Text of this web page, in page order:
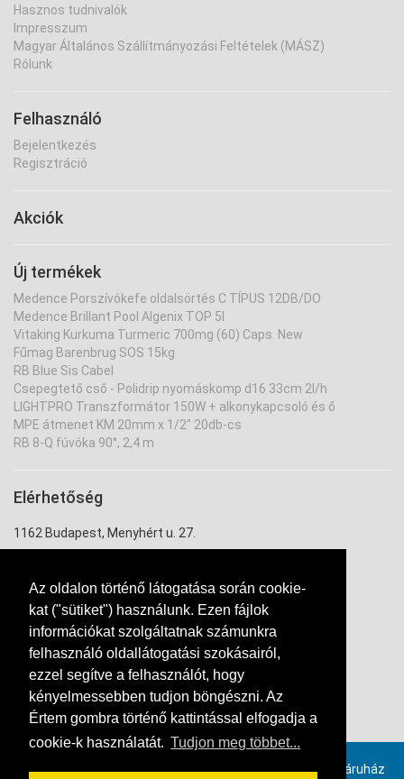
Az oldalon történő látogatása során cookie-
kat ("sütiket") használunk. Ezen fájlok
információkat szolgáltatnak számunkra
felhasználó oldallátogatási szokásairól,
ezzel segítve a felhasználót, hogy
kényelmessebben tudjon böngészni. Az
Értem gombra történő kattintással elfogadja a
cookie-k használatát. Tudjon meg többet...
Hasznos tudnivalók
Impresszum
Magyar Általános Szállítmányozási Feltételek (MÁSZ)
Rólunk
Felhasználó
Bejelentkezés
Regisztráció
Akciók
Új termékek
Medence Porszívókefe oldalsörtés C TÍPUS 12DB/DO
Medence Brillant Pool Algenix TOP 5l
Vitaking Kurkuma Turmeric 700mg (60) Caps. New
Fűmag Barenbrug SOS 15kg
RB Blue Sis Cabel
Csepegtető cső - Polidrip nyomáskomp d16 33cm 2l/h
LIGHTPRO Transzformátor 150W + alkonykapcsoló és ő
MPE átmenet KM 20mm x 1/2" 20db-cs
RB 8-Q fúvóka 90°, 2,4 m
Elérhetőség
1162 Budapest, Menyhért u. 27.
+36 20 334 7943
Provimax számlázó szoftverrel, online összekötött webáruház